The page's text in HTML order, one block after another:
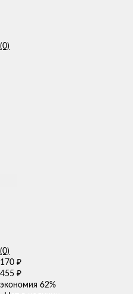
(0)
(0)
170 ₽
455 ₽
экономия 62%